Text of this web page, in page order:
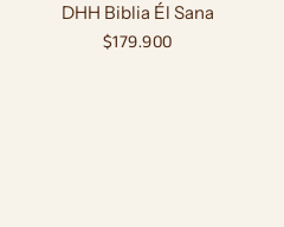
DHH Biblia Él Sana
Precio
$179.900